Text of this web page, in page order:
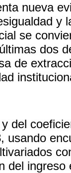
nueva
y
se
dos
de
del
usando
del